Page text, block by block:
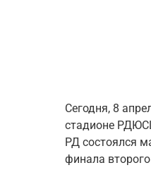
Сегодня, 8
стадионе
РД состоялся
финала